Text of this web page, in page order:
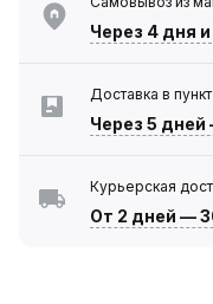
Через 4 дня
Доставка в
Через 5 дней
Курьерская
От 2 дней —